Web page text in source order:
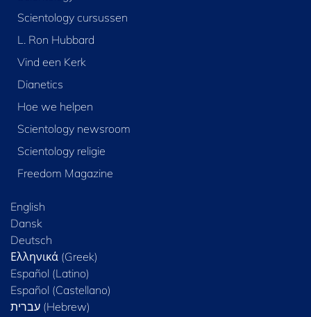
Scientology cursussen
L. Ron Hubbard
Vind een Kerk
Dianetics
Hoe we helpen
Scientology newsroom
Scientology religie
Freedom Magazine
English
Dansk
Deutsch
Ελληνικά (Greek)
Español (Latino)
Español (Castellano)